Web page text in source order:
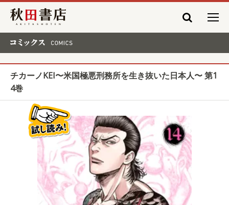
秋田書店
チカーノKEI〜米国極悪刑務所を生き抜いた日本人〜 第1
4巻